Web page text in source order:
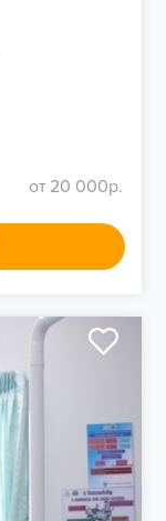
от 20 000р.